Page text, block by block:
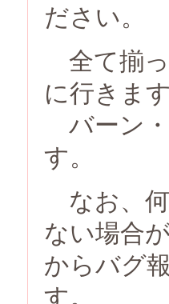
ださい。
全て揃っ
に行きま
バーン
す。
なお、
ない場合
からバグ
す。